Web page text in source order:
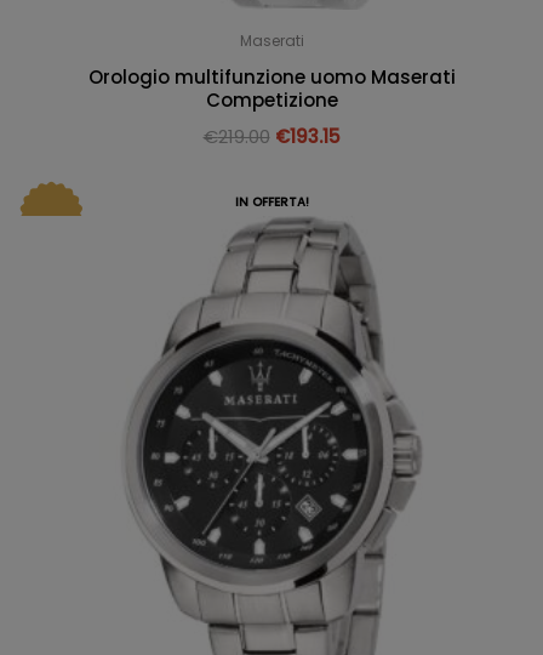
Maserati
Orologio multifunzione uomo Maserati
Competizione
€219.00 €193.15
IN OFFERTA!